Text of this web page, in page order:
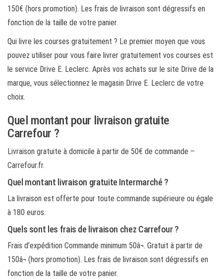
150€ (hors promotion). Les frais de livraison sont dégressifs en
fonction de la taille de votre panier.
Qui livre les courses gratuitement ? Le premier moyen que vous
pouvez utiliser pour vous faire livrer gratuitement vos courses est
le service Drive E. Leclerc. Après vos achats sur le site Drive de la
marque, vous sélectionnez le magasin Drive E. Leclerc de votre
choix.
Quel montant pour livraison gratuite
Carrefour ?
Livraison gratuite à domicile à partir de 50€ de commande –
Carrefour.fr.
Quel montant livraison gratuite Intermarché ?
La livraison est offerte pour toute commande supérieure ou égale
à 180 euros.
Quels sont les frais de livraison chez Carrefour ?
Frais d’expédition Commande minimum 50â¬. Gratuit à partir de
150â¬ (hors promotion). Les frais de livraison sont dégressifs en
fonction de la taille de votre panier.